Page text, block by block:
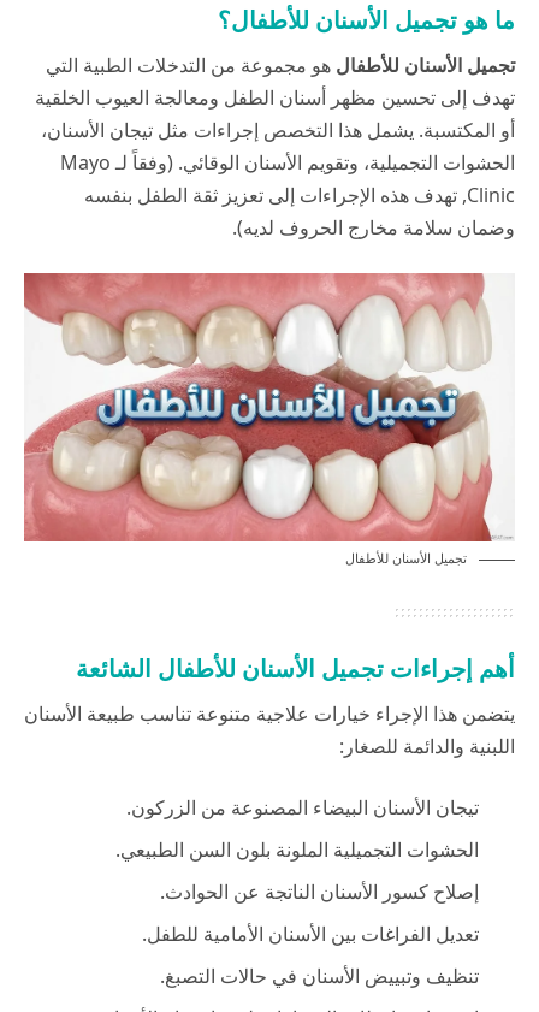
ما هو تجميل الأسنان للأطفال؟
تجميل الأسنان للأطفال هو مجموعة من التدخلات الطبية التي
تهدف إلى تحسين مظهر أسنان الطفل ومعالجة العيوب الخلقية
أو المكتسبة. يشمل هذا التخصص إجراءات مثل تيجان الأسنان،
الحشوات التجميلية، وتقويم الأسنان الوقائي. (وفقاً لـMayo
Clinic, تهدف هذه الإجراءات إلى تعزيز ثقة الطفل بنفسه
وضمان سلامة مخارج الحروف لديه).
تجميل الأسنان للأطفال
أهم إجراءات تجميل الأسنان للأطفال الشائعة
يتضمن هذا الإجراء خيارات علاجية متنوعة تناسب طبيعة الأسنان
اللبنية والدائمة للصغار:
تيجان الأسنان البيضاء المصنوعة من الزركون.
الحشوات التجميلية الملونة بلون السن الطبيعي.
إصلاح كسور الأسنان الناتجة عن الحوادث.
تعديل الفراغات بين الأسنان الأمامية للطفل.
تنظيف وتبييض الأسنان في حالات التصبغ.